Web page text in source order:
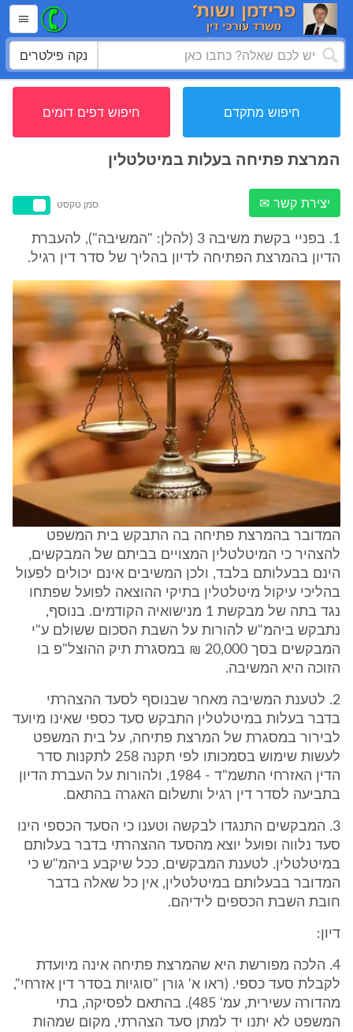
נקה פילטרים
חיפוש מתקדם חיפוש דפים דומים
המרצת פתיחה בעלות במיטלטלין
יצירת קשר ✉ סמן טקסט
1. בפניי בקשת משיבה 3 (להלן: "המשיבה"), להעברת
הדיון בהמרצת הפתיחה לדיון בהליך של סדר דין רגיל.
המדובר בהמרצת פתיחה בה התבקש בית המשפט
להצהיר כי המיטלטלין המצויים בביתם של המבקשים,
הינם בבעלותם בלבד, ולכן המשיבים אינם יכולים לפעול
בהליכי עיקול מיטלטלין בתיקי ההוצאה לפועל שפתחו
נגד בתה של מבקשת 1 מנישואיה הקודמים. בנוסף,
נתבקש ביהמ"ש להורות על השבת הסכום ששולם ע"י
המבקשים בסך 20,000 ₪ במסגרת תיק ההוצל"פ בו
הזוכה היא המשיבה.
2. לטענת המשיבה מאחר שבנוסף לסעד ההצהרתי
בדבר בעלות במיטלטלין התבקש סעד כספי שאינו מיועד
לבירור במסגרת של המרצת פתיחה, על בית המשפט
לעשות שימוש בסמכותו לפי תקנה 258 לתקנות סדר
הדין האזרחי התשמ"ד - 1984, ולהורות על העברת הדיון
בתביעה לסדר דין רגיל ותשלום האגרה בהתאם.
3. המבקשים התנגדו לבקשה וטענו כי הסעד הכספי הינו
סעד נלווה ופועל יוצא מהסעד ההצהרתי בדבר בעלותם
במיטלטלין. לטענת המבקשים, ככל שיקבע ביהמ"ש כי
המדובר בבעלותם במיטלטלין, אין כל שאלה בדבר
חובת השבת הכספים לידיהם.
דיון:
4. הלכה מפורשת היא שהמרצת פתיחה אינה מיועדת
לקבלת סעד כספי. (ראו א' גורן "סוגיות בסדר דין אזרחי",
מהדורה עשירית, עמ' 485). בהתאם לפסיקה, בתי
המשפט לא יתנו יד למתן סעד הצהרתי, מקום שמהות